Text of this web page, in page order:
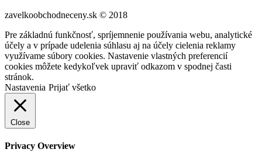
zavelkoobchodneceny.sk © 2018
Pre základnú funkčnosť, spríjemnenie používania webu, analytické
účely a v prípade udelenia súhlasu aj na účely cielenia reklamy
využívame súbory cookies. Nastavenie vlastných preferencií
cookies môžete kedykoľvek upraviť odkazom v spodnej časti
stránok.
Nastavenia Prijať všetko
Close
Privacy Overview